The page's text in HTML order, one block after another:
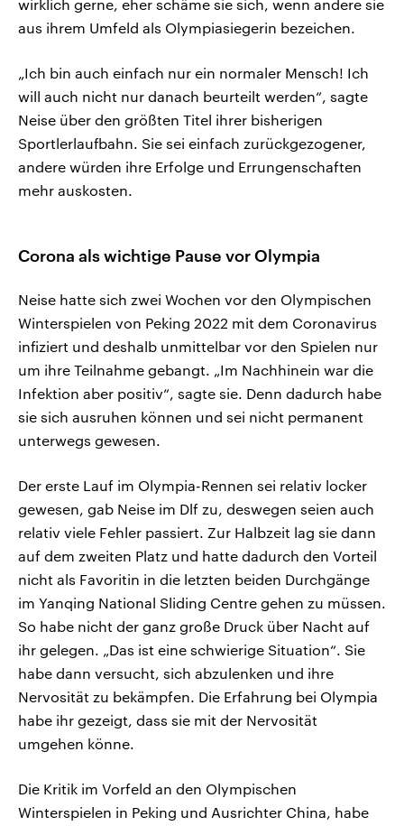
wirklich gerne, eher schäme sie sich, wenn andere sie
aus ihrem Umfeld als Olympiasiegerin bezeichen.
„Ich bin auch einfach nur ein normaler Mensch! Ich
will auch nicht nur danach beurteilt werden“, sagte
Neise über den größten Titel ihrer bisherigen
Sportlerlaufbahn. Sie sei einfach zurückgezogener,
andere würden ihre Erfolge und Errungenschaften
mehr auskosten.
Corona als wichtige Pause vor Olympia
Neise hatte sich zwei Wochen vor den Olympischen
Winterspielen von Peking 2022 mit dem Coronavirus
infiziert und deshalb unmittelbar vor den Spielen nur
um ihre Teilnahme gebangt. „Im Nachhinein war die
Infektion aber positiv“, sagte sie. Denn dadurch habe
sie sich ausruhen können und sei nicht permanent
unterwegs gewesen.
Der erste Lauf im Olympia-Rennen sei relativ locker
gewesen, gab Neise im Dlf zu, deswegen seien auch
relativ viele Fehler passiert. Zur Halbzeit lag sie dann
auf dem zweiten Platz und hatte dadurch den Vorteil
nicht als Favoritin in die letzten beiden Durchgänge
im Yanqing National Sliding Centre gehen zu müssen.
So habe nicht der ganz große Druck über Nacht auf
ihr gelegen. „Das ist eine schwierige Situation“. Sie
habe dann versucht, sich abzulenken und ihre
Nervosität zu bekämpfen. Die Erfahrung bei Olympia
habe ihr gezeigt, dass sie mit der Nervosität
umgehen könne.
Die Kritik im Vorfeld an den Olympischen
Winterspielen in Peking und Ausrichter China, habe